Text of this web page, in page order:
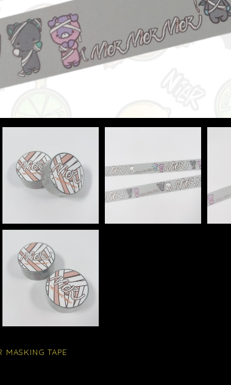
MASKING TAPE